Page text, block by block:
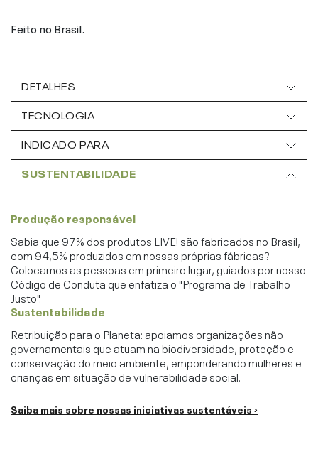
Feito no Brasil.
DETALHES
TECNOLOGIA
INDICADO PARA
SUSTENTABILIDADE
Produção responsável
Sabia que 97% dos produtos LIVE! são fabricados no Brasil,
com 94,5% produzidos em nossas próprias fábricas?
Colocamos as pessoas em primeiro lugar, guiados por nosso
Código de Conduta que enfatiza o "Programa de Trabalho
Justo".
Sustentabilidade
Retribuição para o Planeta: apoiamos organizações não
governamentais que atuam na biodiversidade, proteção e
conservação do meio ambiente, emponderando mulheres e
crianças em situação de vulnerabilidade social.
Saiba mais sobre nossas iniciativas sustentáveis ›